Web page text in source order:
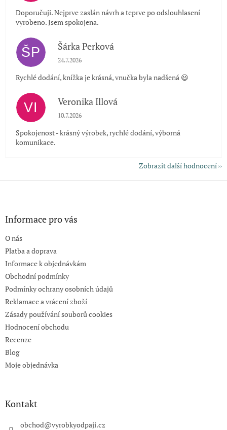
Doporučuji. Nejprve zaslán návrh a teprve po odslouhlasení
vyrobeno. Jsem spokojena.
ŠP Šárka Perková
Hodnocení obchodu je 5 z 5 hvězdiček.
24.7.2026
Rychlé dodání, knížka je krásná, vnučka byla nadšená 😃
VI Veronika Illová
Hodnocení obchodu je 5 z 5 hvězdiček.
10.7.2026
Spokojenost - krásný výrobek, rychlé dodání, výborná
komunikace.
Zobrazit další hodnocení
Z
Informace pro vás
O nás
Platba a doprava
Informace k objednávkám
Obchodní podmínky
Podmínky ochrany osobních údajů
Reklamace a vrácení zboží
Zásady používání souborů cookies
Hodnocení obchodu
Recenze
Blog
Moje objednávka
Kontakt
obchod@vyrobkyodpaji.cz